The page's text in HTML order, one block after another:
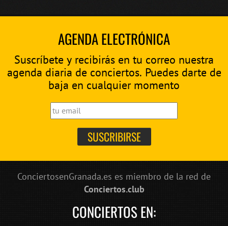
AGENDA ELECTRÓNICA
Suscríbete y recibirás en tu correo nuestra
agenda diaria de conciertos. Puedes darte de
baja en cualquier momento
ConciertosenGranada.es es miembro de la red de
Conciertos.club
CONCIERTOS EN: